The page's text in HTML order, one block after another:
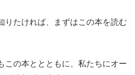
りたければ、まずはこの本を読む
この本ととともに、私たちにオー